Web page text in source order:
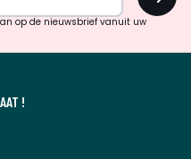
op de nieuwsbrief vanuit uw
!